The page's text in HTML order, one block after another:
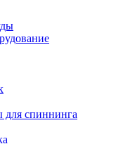
для спиннинга